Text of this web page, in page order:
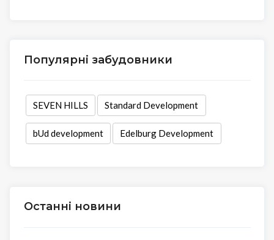
Популярні забудовники
SEVEN HILLS Standard Development
bUd development Edelburg Development
Останні новини